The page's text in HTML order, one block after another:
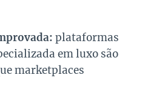
plataformas
em luxo são
marketplaces